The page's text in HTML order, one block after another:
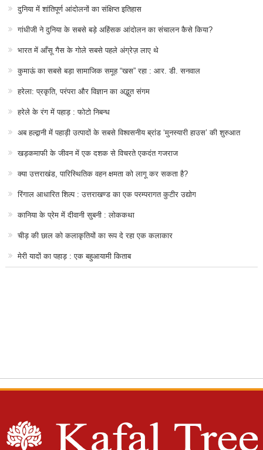
दुनिया में शांतिपूर्ण आंदोलनों का संक्षिप्त इतिहास
गांधीजी ने दुनिया के सबसे बड़े अहिंसक आंदोलन का संचालन कैसे किया?
भारत में आँसू गैस के गोले सबसे पहले अंग्रेज़ लाए थे
कुमाऊं का सबसे बड़ा सामाजिक समूह “खस” रहा : आर. डी. सनवाल
हरेला: प्रकृति, परंपरा और विज्ञान का अद्भुत संगम
हरेले के रंग में पहाड़ : फोटो निबन्ध
अब हल्द्वानी में पहाड़ी उत्पादों के सबसे विश्वसनीय ब्रांड ‘मुनस्यारी हाउस’ की शुरुआत
खड़कमाफी के जीवन में एक दशक से विचरते एकदंत गजराज
क्या उत्तराखंड, पारिस्थितिक वहन क्षमता को लागू कर सकता है?
रिंगाल आधारित शिल्प : उत्तराखण्ड का एक परम्परागत कुटीर उद्योग
कानिया के प्रेम में दीवानी सुबनी : लोककथा
चीड़ की छाल को कलाकृतियों का रूप दे रहा एक कलाकार
मेरी यादों का पहाड़ : एक बहुआयामी किताब